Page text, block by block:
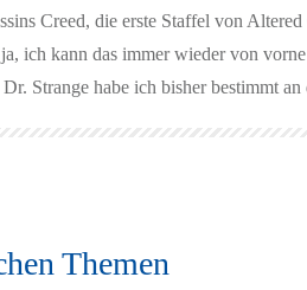
Creed, die erste Staffel von
ich kann das immer wieder von
Strange habe ich bisher bestimmt an
Themen